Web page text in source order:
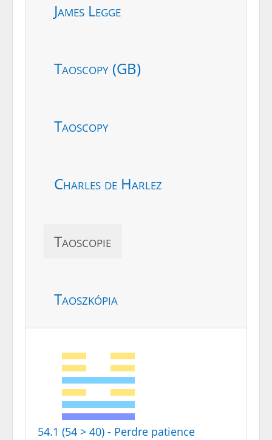
James Legge
Taoscopy (GB)
Taoscopy
Charles de Harlez
Taoscopie
Taoszkópia
54.1 (54 > 40) - Perdre patience